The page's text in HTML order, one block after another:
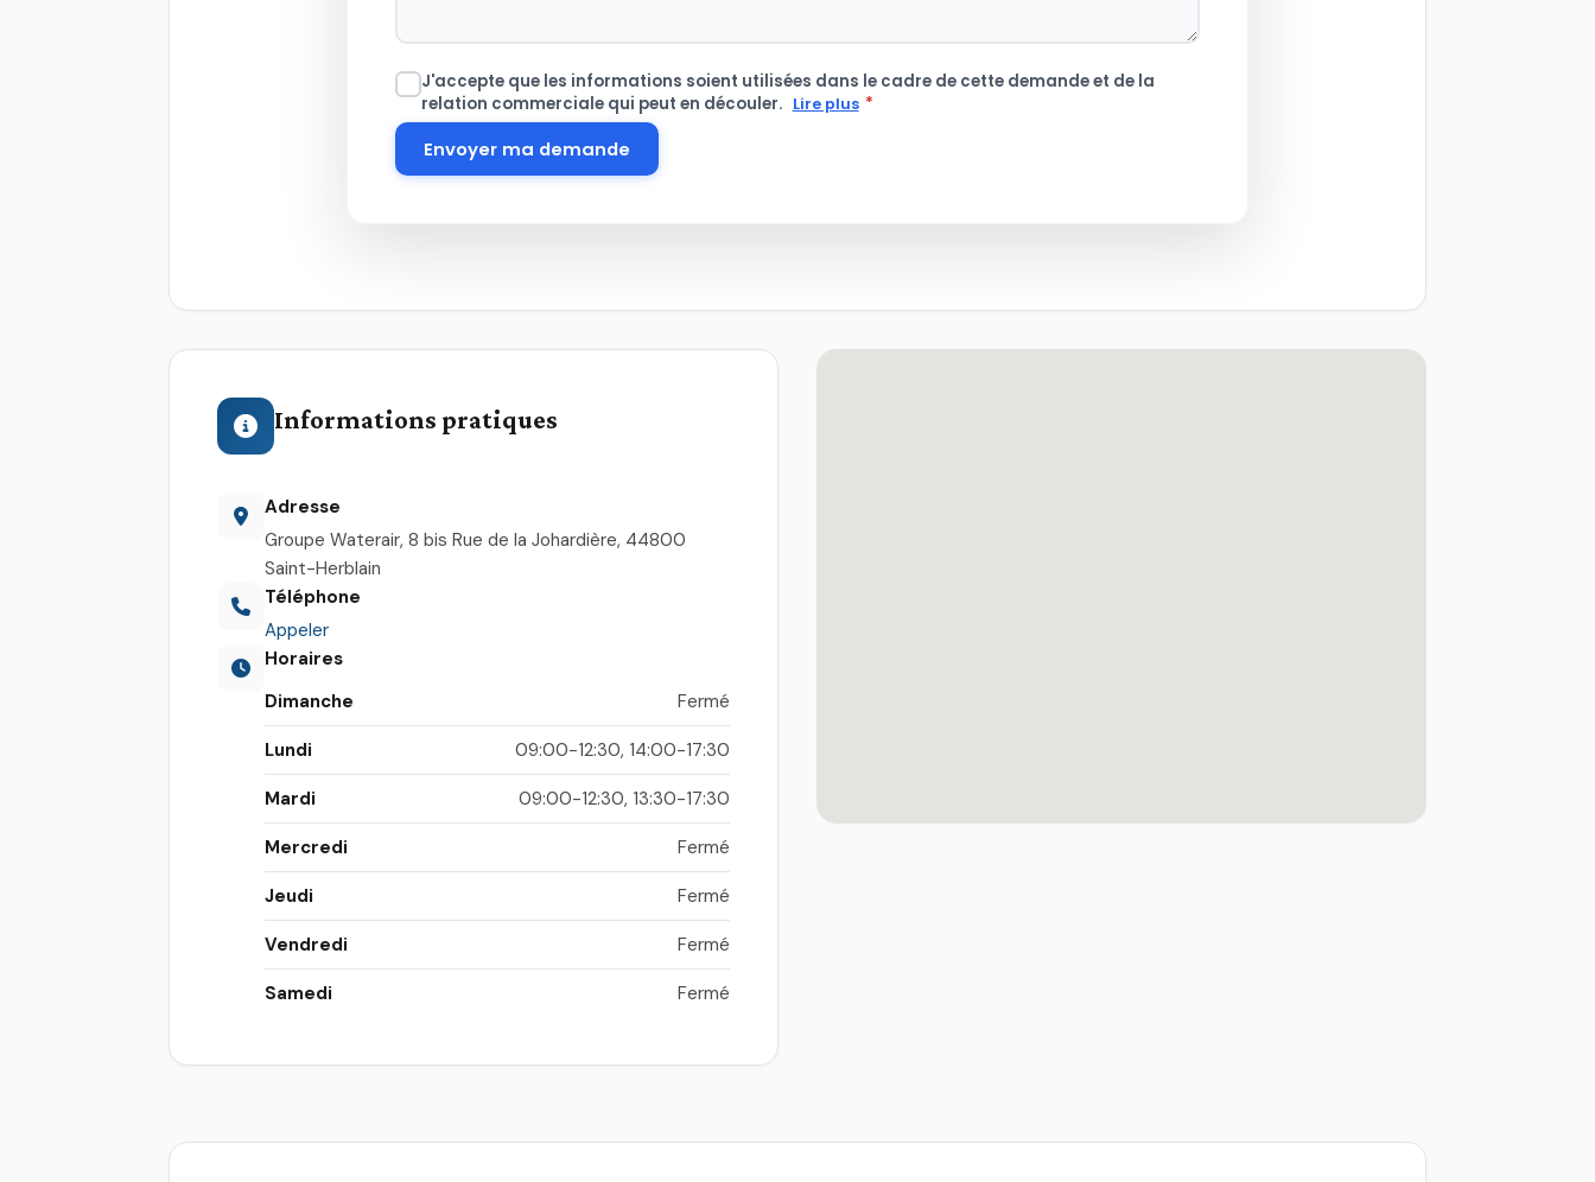
J'accepte que les informations soient utilisées dans le cadre de cette demande et de la
relation commerciale qui peut en découler. Lire plus *
Envoyer ma demande
Informations pratiques
Adresse
Groupe Waterair, 8 bis Rue de la Johardière, 44800
Saint-Herblain
Téléphone
Appeler
Horaires
Dimanche
Fermé
Lundi 09:00-12:30, 14:00-17:30
Mardi 09:00-12:30, 13:30-17:30
Mercredi Fermé
Jeudi Fermé
Vendredi Fermé
Samedi Fermé